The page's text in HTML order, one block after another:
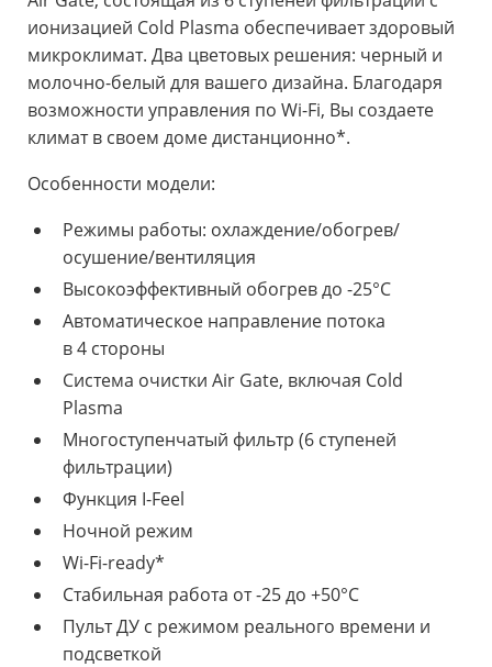
ионизацией Cold Plasma обеспечивает здоровый
микроклимат. Два цветовых решения: черный и
молочно-белый для вашего дизайна. Благодаря
возможности управления по Wi-Fi, Вы создаете
климат в своем доме дистанционно*.
Особенности модели:
Режимы работы: охлаждение/обогрев/
осушение/вентиляция
Высокоэффективный обогрев до -25°С
Автоматическое направление потока
в 4 стороны
Система очистки Air Gate, включая Cold
Plasma
Многоступенчатый фильтр (6 ступеней
фильтрации)
Функция I-Feel
Ночной режим
Wi-Fi-ready*
Стабильная работа от -25 до +50°C
Пульт ДУ с режимом реального времени и
подсветкой